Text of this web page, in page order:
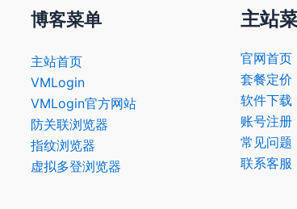
博客菜单
主站首页
VMLogin
VMLogin官方网站
防关联浏览器
指纹浏览器
虚拟多登浏览器
主站
官网首页
套餐定价
软件下载
账号注册
常见问题
联系客服